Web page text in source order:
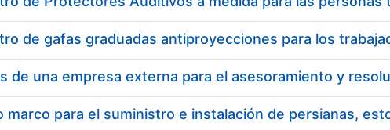
marco para el suministro e instalación de persianas,